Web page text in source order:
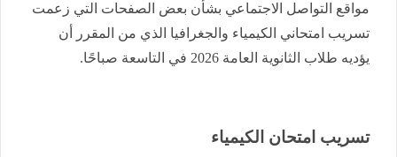
مواقع التواصل الاجتماعي بشأن بعض الصفحات التي زعمت
تسريب امتحاني الكيمياء والجغرافيا الذي من المقرر أن
يؤديه طلاب الثانوية العامة 2026 في التاسعة صباحًا.
تسريب امتحان الكيمياء